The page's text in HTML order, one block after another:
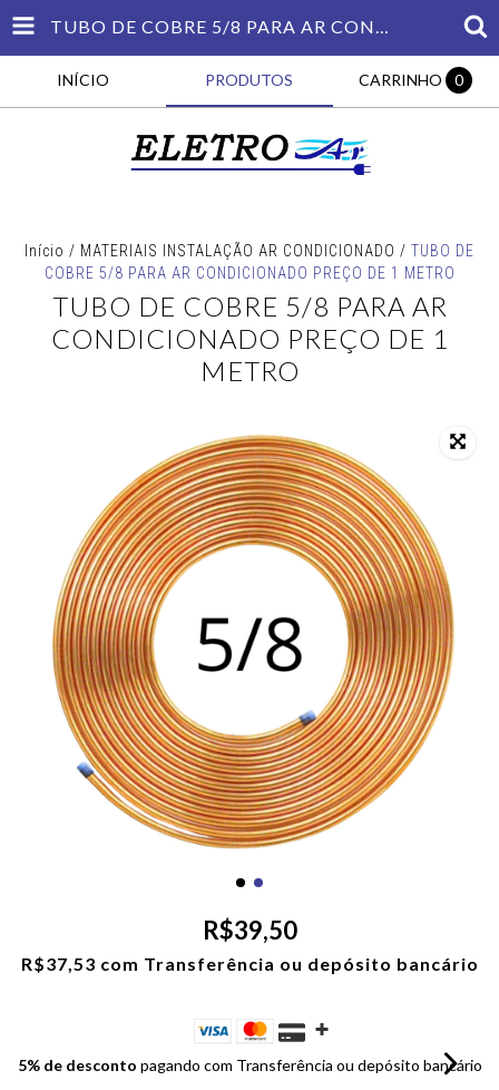
TUBO DE COBRE 5/8 PARA AR CONDICIONADO PREÇO DE 1 METRO
INÍCIO PRODUTOS CARRINHO 0
Início / MATERIAIS INSTALAÇÃO AR CONDICIONADO / TUBO DE
COBRE 5/8 PARA AR CONDICIONADO PREÇO DE 1 METRO
TUBO DE COBRE 5/8 PARA AR
CONDICIONADO PREÇO DE 1
METRO
R$39,50
R$37,53 com Transferência ou depósito bancário
5% de desconto pagando com Transferência ou depósito bancário